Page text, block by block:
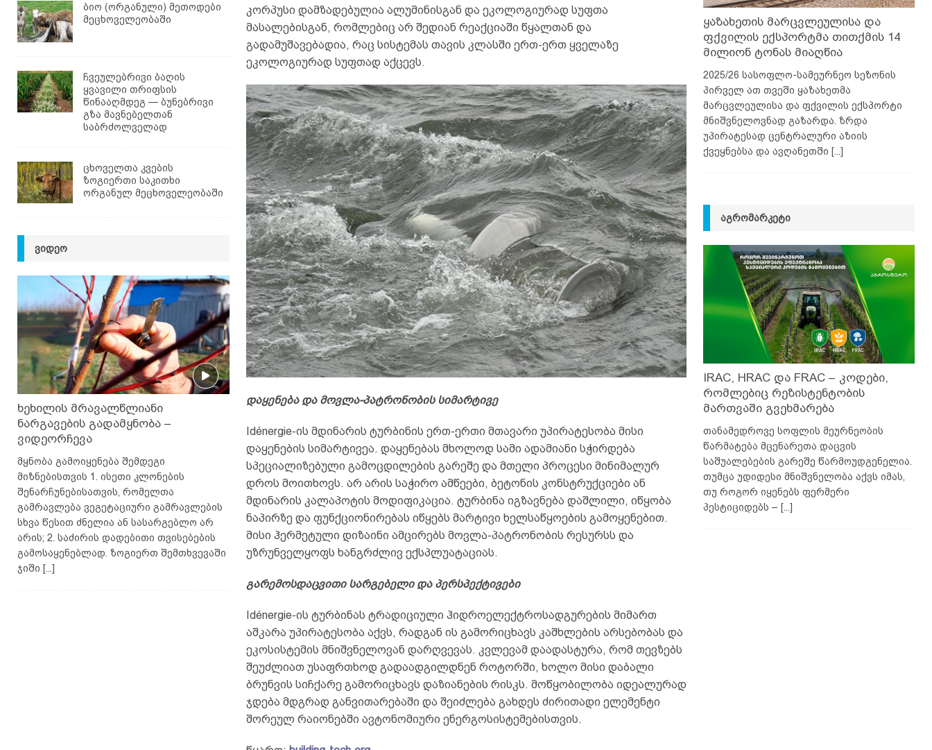
კორპუსი დამზადებულია ალუმინისგან და ეკოლოგიურად სუფთა
მასალებისგან, რომლებიც არ შედიან რეაქციაში წყალთან და
გადამუშავებადია, რაც სისტემას თავის კლასში ერთ-ერთ ყველაზე
ეკოლოგიურად სუფთად აქცევს.
დაყენება და მოვლა-პატრონობის სიმარტივე
Idénergie-ის მდინარის ტურბინის ერთ-ერთი მთავარი უპირატესობა მისი
დაყენების სიმარტივეა. დაყენებას მხოლოდ სამი ადამიანი სჭირდება
სპეციალიზებული გამოცდილების გარეშე და მთელი პროცესი მინიმალურ
დროს მოითხოვს. არ არის საჭირო ამწეები, ბეტონის კონსტრუქციები ან
მდინარის კალაპოტის მოდიფიკაცია. ტურბინა იგზავნება დაშლილი, იწყობა
ნაპირზე და ფუნქციონირებას იწყებს მარტივი ხელსაწყოების გამოყენებით.
მისი ჰერმეტული დიზაინი ამცირებს მოვლა-პატრონობის რესურსს და
უზრუნველყოფს ხანგრძლივ ექსპლუატაციას.
გარემოსდაცვითი სარგებელი და პერსპექტივები
Idénergie-ის ტურბინას ტრადიციული ჰიდროელექტროსადგურების მიმართ
აშკარა უპირატესობა აქვს, რადგან ის გამორიცხავს კაშხლების არსებობას და
ეკოსისტემის მნიშვნელოვან დარღვევას. კვლევამ დაადასტურა, რომ თევზებს
შეუძლიათ უსაფრთხოდ გადაადგილდნენ როტორში, ხოლო მისი დაბალი
ბრუნვის სიჩქარე გამორიცხავს დაზიანების რისკს. მოწყობილობა იდეალურად
ჯდება მდგრად განვითარებაში და შეიძლება გახდეს ძირითადი ელემენტი
შორეულ რაიონებში ავტონომიური ენერგოსისტემებისთვის.
ბიო (ორგანული) მეთოდები
მეცხოველეობაში
ჩვეულებრივი ბაღის
ყვავილი თრიფსის
წინააღმდეგ — ბუნებრივი
გზა მავნებელთან
საბრძოლველად
ცხოველთა კვების
ზოგიერთი საკითხი
ორგანულ მეცხოველეობაში
ᲕᲘᲓᲔᲝ
ხეხილის მრავალწლიანი
ნარგავების გადამყნობა –
ვიდეორჩევა
მყნობა გამოიყენება შემდეგი
მიზნებისთვის 1. ისეთი კლონების
შენარჩუნებისათვის, რომელთა
გამრავლება ვეგეტაციური გამრავლების
სხვა წესით ძნელია ან სასარგებლო არ
არის; 2. საძირის დადებითი თვისებების
გამოსაყენებლად. ზოგიერთ შემთხვევაში
ჯიში [...]
ყაზახეთის მარცვლეულისა და
ფქვილის ექსპორტმა თითქმის 14
მილიონ ტონას მიაღწია
2025/26 სასოფლო-სამეურნეო სეზონის
პირველ ათ თვეში ყაზახეთმა
მარცვლეულისა და ფქვილის ექსპორტი
მნიშვნელოვნად გაზარდა. ზრდა
უპირატესად ცენტრალური აზიის
ქვეყნებსა და ავღანეთში [...]
ᲐᲒᲠᲝᲛᲐᲠᲙᲔᲢᲘ
IRAC, HRAC და FRAC – კოდები,
რომლებიც რეზისტენტობის
მართვაში გვეხმარება
თანამედროვე სოფლის მეურნეობის
წარმატება მცენარეთა დაცვის
საშუალებების გარეშე წარმოუდგენელია.
თუმცა უდიდესი მნიშვნელობა აქვს იმას,
თუ როგორ იყენებს ფერმერი
პესტიციდებს – [...]